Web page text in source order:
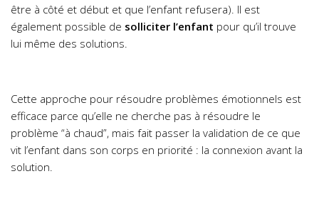
être à côté et début et que l’enfant refusera). Il est
également possible de solliciter l’enfant pour qu’il trouve
lui même des solutions.
Cette approche pour résoudre problèmes émotionnels est
efficace parce qu’elle ne cherche pas à résoudre le
problème “à chaud”, mais fait passer la validation de ce que
vit l’enfant dans son corps en priorité : la connexion avant la
solution.